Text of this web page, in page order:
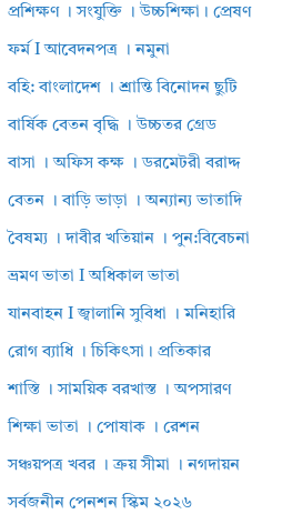
প্রশিক্ষণ । সংযুক্তি । উচ্চশিক্ষা। প্রেষণ
ফর্ম I আবেদনপত্র । নমুনা
বহি: বাংলাদেশ । শ্রান্তি বিনোদন ছুটি
বার্ষিক বেতন বৃদ্ধি । উচ্চতর গ্রেড
বাসা । অফিস কক্ষ । ডরমেটরী বরাদ্দ
বেতন । বাড়ি ভাড়া । অন্যান্য ভাতাদি
বৈষম্য । দাবীর খতিয়ান । পুন:বিবেচনা
ভ্রমণ ভাতা I অধিকাল ভাতা
যানবাহন I জ্বালানি সুবিধা । মনিহারি
রোগ ব্যাধি । চিকিৎসা। প্রতিকার
শাস্তি । সাময়িক বরখাস্ত । অপসারণ
শিক্ষা ভাতা । পোষাক । রেশন
সঞ্চয়পত্র খবর । ক্রয় সীমা । নগদায়ন
সর্বজনীন পেনশন স্কিম ২০২৬